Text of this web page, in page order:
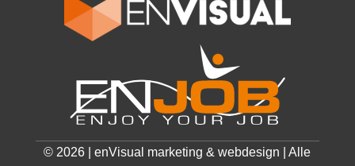
© 2026 | enVisual marketing & webdesign | Alle